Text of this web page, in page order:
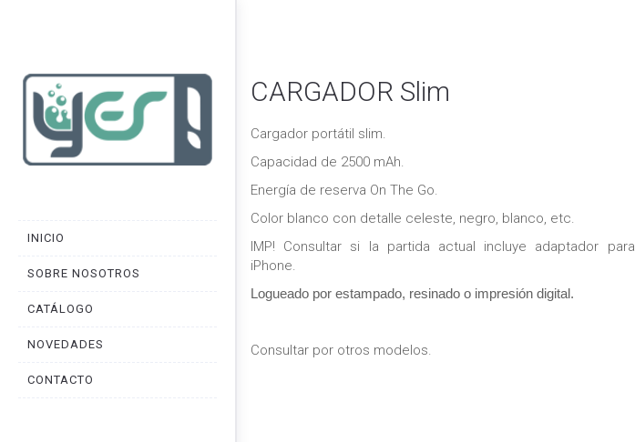
INICIO
SOBRE NOSOTROS
CATÁLOGO
NOVEDADES
CONTACTO
CARGADOR Slim
Cargador portátil slim.
Capacidad de 2500 mAh.
Energía de reserva On The Go.
Color blanco con detalle celeste, negro, blanco, etc.
IMP! Consultar si la partida actual incluye adaptador para
iPhone.
Logueado por estampado, resinado o impresión digital.
Consultar por otros modelos.